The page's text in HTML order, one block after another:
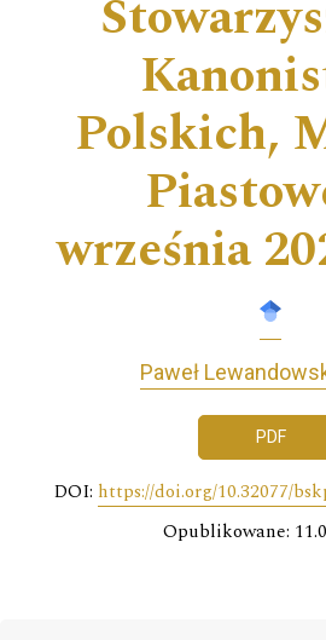
Polskich,
września
Paweł
PDF
DOI: https://doi.org/10.32077/
Opublikowane: